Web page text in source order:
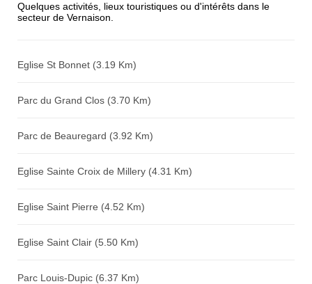
Quelques activités, lieux touristiques ou d'intérêts dans le
secteur de Vernaison.
Eglise St Bonnet (3.19 Km)
Parc du Grand Clos (3.70 Km)
Parc de Beauregard (3.92 Km)
Eglise Sainte Croix de Millery (4.31 Km)
Eglise Saint Pierre (4.52 Km)
Eglise Saint Clair (5.50 Km)
Parc Louis-Dupic (6.37 Km)